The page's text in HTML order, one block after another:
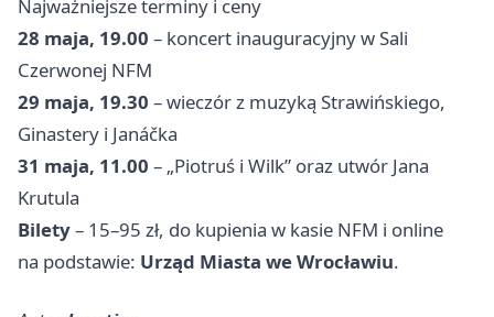
Najważniejsze terminy i ceny
28 maja, 19.00 – koncert inauguracyjny w Sali
Czerwonej NFM
29 maja, 19.30 – wieczór z muzyką Strawińskiego,
Ginastery i Janáčka
31 maja, 11.00 – „Piotruś i Wilk” oraz utwór Jana
Krutula
Bilety– 15–95 zł, do kupienia w kasie NFM i online
na podstawie: Urząd Miasta we Wrocławiu.